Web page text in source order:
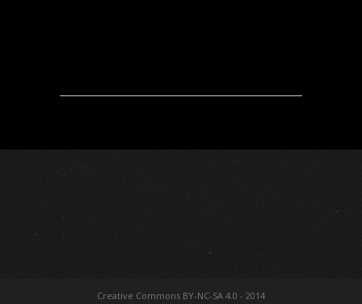
Creative Commons BY-NC-SA 4.0 - 2014